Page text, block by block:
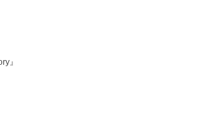
』